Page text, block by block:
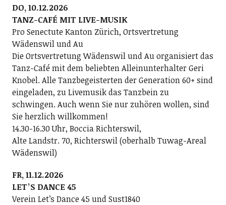
DO, 10.12.2026
TANZ-CAFÉ MIT LIVE-MUSIK
Pro Senectute Kanton Zürich, Ortsvertretung
Wädenswil und Au
Die Ortsvertretung Wädenswil und Au organisiert das
Tanz-Café mit dem beliebten Alleinunterhalter Geri
Knobel. Alle Tanzbegeisterten der Generation 60+ sind
eingeladen, zu Livemusik das Tanzbein zu
schwingen. Auch wenn Sie nur zuhören wollen, sind
Sie herzlich willkommen!
14.30-16.30 Uhr, Boccia Richterswil,
Alte Landstr. 70, Richterswil (oberhalb Tuwag-Areal
Wädenswil)
FR, 11.12.2026
LETʼS DANCE 45
Verein Letʼs Dance 45 und Sust1840